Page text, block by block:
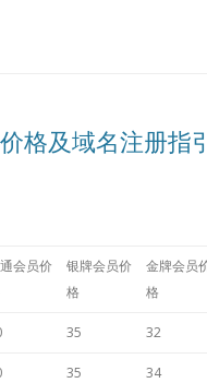
格及域名注册指
会员价
银牌会员价
格
金牌会员
格
35 32
35 34